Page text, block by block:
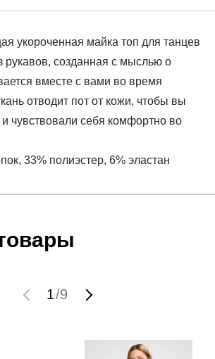
укороченная майка топ для танцев
рукавов, созданная с мыслью о
вместе с вами во время
отводит пот от кожи, чтобы вы
чувствовали себя комфортно во
33% полиэстер, 6% эластан
стиль
1/9